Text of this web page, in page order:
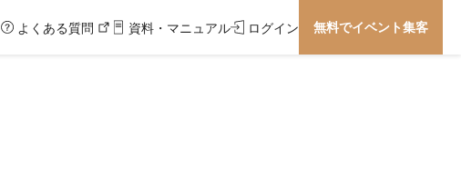
よくある質問 資料・マニュアル ログイン 無料でイベント集客